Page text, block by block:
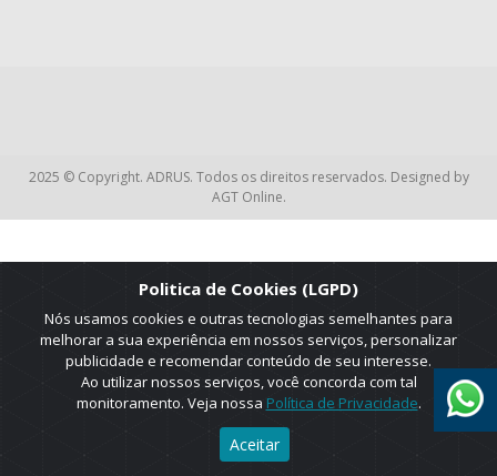
2025 © Copyright. ADRUS. Todos os direitos reservados. Designed by
AGT Online.
Politica de Cookies (LGPD)
Nós usamos cookies e outras tecnologias semelhantes para
melhorar a sua experiência em nossos serviços, personalizar
publicidade e recomendar conteúdo de seu interesse.
Ao utilizar nossos serviços, você concorda com tal
monitoramento. Veja nossa Política de Privacidade.
Aceitar